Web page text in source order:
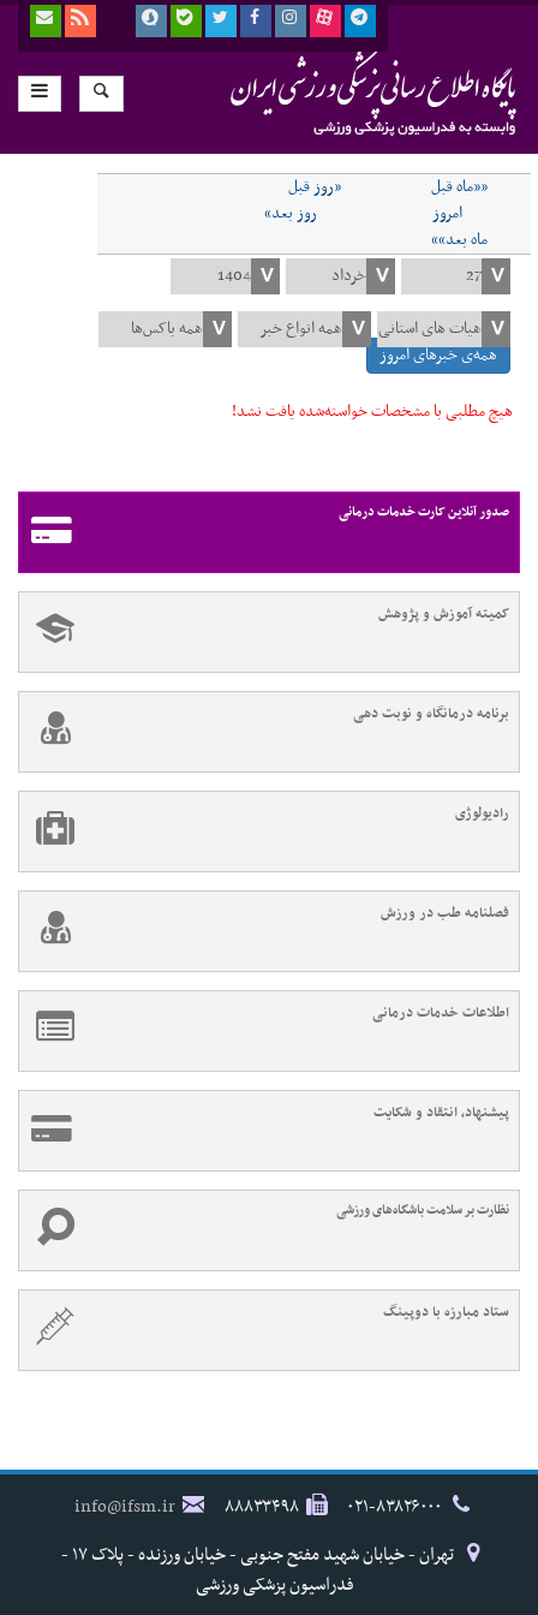
««ماه قبل
«روز قبل
امروز
روز بعد»
ماه بعد»»
همه‌ی خبرهای امروز
هیچ مطلبی با مشخصات خواسته‌شده یافت نشد!
صدور آنلاین کارت خدمات درمانی
کمیته آموزش و پژوهش
برنامه درمانگاه و نوبت دهی
رادیولوژی
فصلنامه طب در ورزش
اطلاعات خدمات درمانی
پیشنهاد، انتقاد و شکایت
نظارت بر سلامت باشگاه‌های ورزشی
ستاد مبارزه با دوپینگ
۸۸۸۳۳۴۹۸
info@ifsm.ir
تهران - خیابان شهید مفتح جنوبی - خیابان ورزنده - پلاک ۱۷ -
فدراسیون پزشکی ورزشی